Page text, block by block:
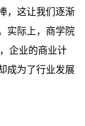
，这让我们逐渐
实际上，商学院
企业的商业计
成为了行业发展